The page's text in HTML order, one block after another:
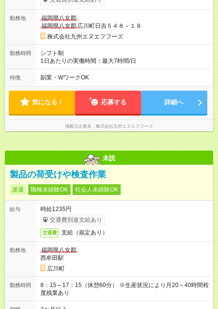
は本採用時と同じです。
勤務地
福岡県八女郡
福岡県八女郡 広川町日吉５４８－１８
株式会社九州エヌエフフーズ
勤務時間
シフト制
1日あたりの実働時間：最大7時間/日
特徴 副業・WワークOK
気になる！ 応募する 詳細へ
掲載元企業名 株式会社九州エヌエフフーズ
未読
製品の荷受けや検査作業
派遣 職種未経験OK 社会人未経験OK
給与
時給1235円
交通費別途支給あり
交通費 支給（規定あり）
勤務地
福岡県八女郡
西牟田駅
広川町
勤務時間
8：15～17：15（休憩60分） ※生産状況により月20～40時間程
度残業あり